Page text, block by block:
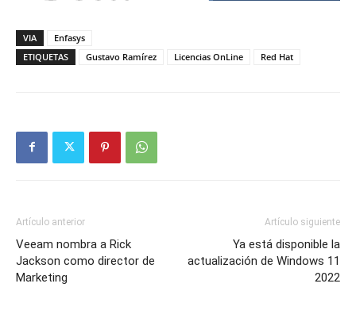
VIA
Enfasys
ETIQUETAS
Gustavo Ramírez Licencias OnLine Red Hat
Artículo anterior
Veeam nombra a Rick
Jackson como director de
Marketing
Artículo siguiente
Ya está disponible la
actualización de Windows 11
2022